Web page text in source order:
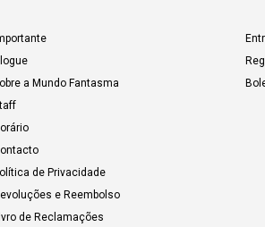
a Mundo Fantasma
de Privacidade
e Reembolso
de Reclamações